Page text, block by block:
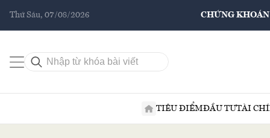
Thứ Sáu, 07/08/2026 CHỨNG KHOÁN
TIÊU ĐIỂMĐẦU TƯTÀI